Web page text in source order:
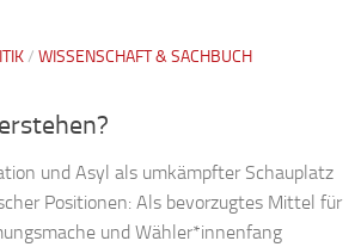
/ WISSENSCHAFT & SACHBUCH
und Asyl als umkämpfter Schauplatz
Positionen: Als bevorzugtes Mittel für
und Wähler*innenfang